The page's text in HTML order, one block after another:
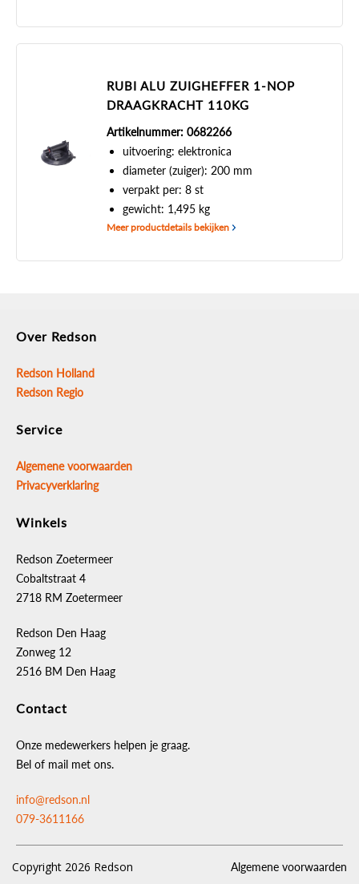
RUBI ALU ZUIGHEFFER 1-NOP
DRAAGKRACHT 110KG
Artikelnummer: 0682266
uitvoering: elektronica
diameter (zuiger): 200 mm
verpakt per: 8 st
gewicht: 1,495 kg
Meer productdetails bekijken
Over Redson
Redson Holland
Redson Regio
Service
Algemene voorwaarden
Privacyverklaring
Winkels
Redson Zoetermeer
Cobaltstraat 4
2718 RM Zoetermeer
Redson Den Haag
Zonweg 12
2516 BM Den Haag
Contact
Onze medewerkers helpen je graag.
Bel of mail met ons.
info@redson.nl
079-3611166
Copyright 2026 Redson Algemene voorwaarden